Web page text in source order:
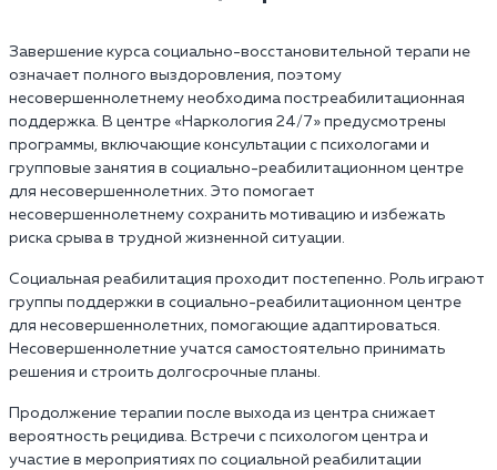
Завершение курса социально-восстановительной терапи не
означает полного выздоровления, поэтому
несовершеннолетнему необходима постреабилитационная
поддержка. В центре «Наркология 24/7» предусмотрены
программы, включающие консультации с психологами и
групповые занятия в социально-реабилитационном центре
для несовершеннолетних. Это помогает
несовершеннолетнему сохранить мотивацию и избежать
риска срыва в трудной жизненной ситуации.
Социальная реабилитация проходит постепенно. Роль играют
группы поддержки в социально-реабилитационном центре
для несовершеннолетних, помогающие адаптироваться.
Несовершеннолетние учатся самостоятельно принимать
решения и строить долгосрочные планы.
Продолжение терапии после выхода из центра снижает
вероятность рецидива. Встречи с психологом центра и
участие в мероприятиях по социальной реабилитации